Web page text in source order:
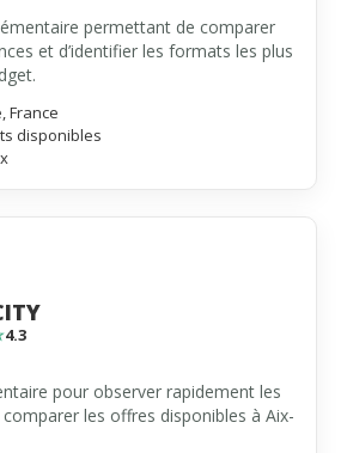
permettant de comparer
et d’identifier les formats les plus
France
disponibles
4.3
pour observer rapidement les
les offres disponibles à Aix-